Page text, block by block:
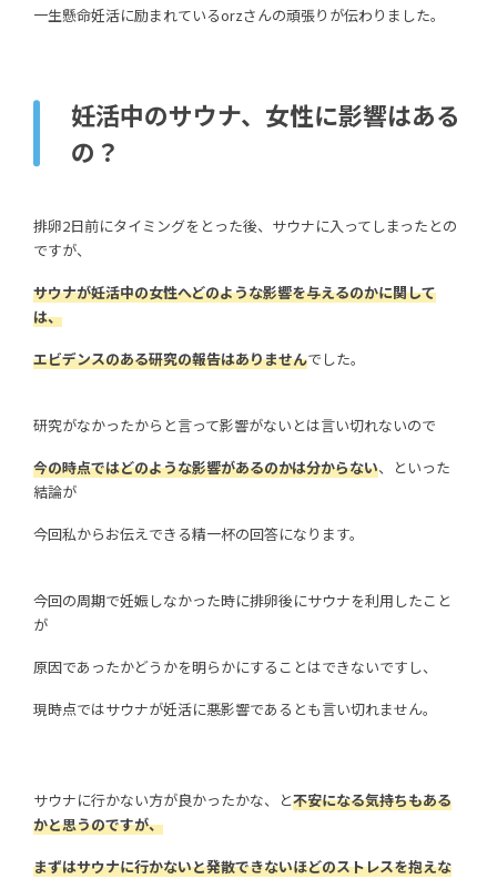
一生懸命妊活に励まれているorzさんの頑張りが伝わりました。
妊活中のサウナ、女性に影響はある
の？
排卵2日前にタイミングをとった後、サウナに入ってしまったとの
ですが、
サウナが妊活中の女性へどのような影響を与えるのかに関して
は、
エビデンスのある研究の報告はありませんでした。
研究がなかったからと言って影響がないとは言い切れないので
今の時点ではどのような影響があるのかは分からない、といった
結論が
今回私からお伝えできる精一杯の回答になります。
今回の周期で妊娠しなかった時に排卵後にサウナを利用したこと
が
原因であったかどうかを明らかにすることはできないですし、
現時点ではサウナが妊活に悪影響であるとも言い切れません。
サウナに行かない方が良かったかな、と不安になる気持ちもある
かと思うのですが、
まずはサウナに行かないと発散できないほどのストレスを抱えな